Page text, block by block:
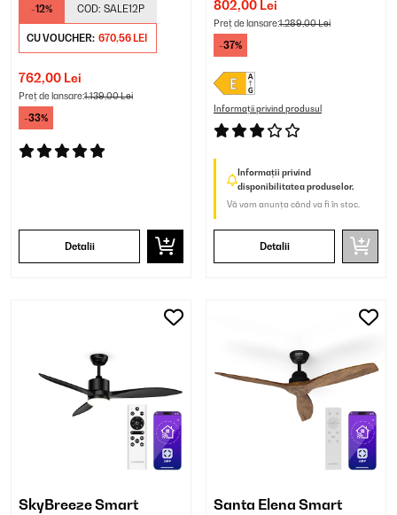
-12% COD: SALE12P
CU VOUCHER: 670,56 LEI
762,00 Lei
Preț de lansare:1.139,00 Lei
-33%
Detalii
802,00 Lei
Preț de lansare:1.289,00 Lei
-37%
Informații privind produsul
Informații privind
disponibilitatea produselor.
Vă vom anunța când va fi în stoc.
Detalii
SkyBreeze Smart
Santa Elena Smart